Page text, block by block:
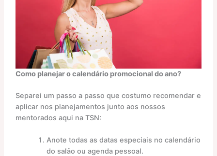
Como planejar o calendário promocional do ano?
Separei um passo a passo que costumo recomendar e
aplicar nos planejamentos junto aos nossos
mentorados aqui na TSN:
Anote todas as datas especiais no calendário
do salão ou agenda pessoal.